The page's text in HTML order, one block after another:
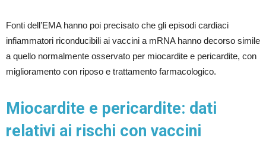
Fonti dell’EMA hanno poi precisato che gli episodi cardiaci
infiammatori riconducibili ai vaccini a mRNA hanno decorso simile
a quello normalmente osservato per miocardite e pericardite, con
miglioramento con riposo e trattamento farmacologico.
Miocardite e pericardite: dati
relativi ai rischi con vaccini